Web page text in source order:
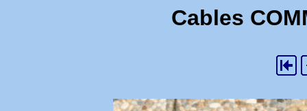
Cables